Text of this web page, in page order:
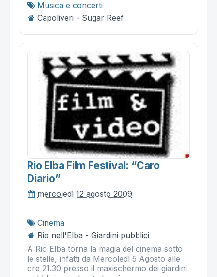
Musica e concerti
Capoliveri - Sugar Reef
Rio Elba Film Festival: “caro
Diario”
mercoledì 12 agosto 2009
Cinema
Rio nell'Elba - Giardini pubblici
A Rio Elba torna la magia del cinema sotto
le stelle, infatti da Mercoledì 5 Agosto alle
ore 21.30 presso il maxischermo dei giardini